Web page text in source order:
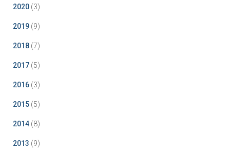
2020 (3)
2019 (9)
2018 (7)
2017 (5)
2016 (3)
2015 (5)
2014 (8)
2013 (9)